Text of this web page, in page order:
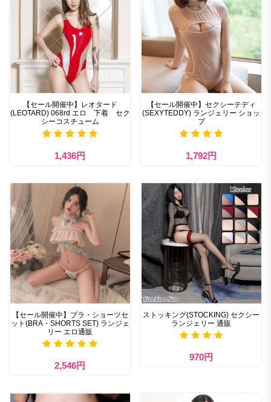
【セール開催中】レオタード
(LEOTARD) 068rd エロ 下着 セク
シーコスチューム
1,436円
【セール開催中】セクシーテディ
(SEXYTEDDY) ランジェリー ショッ
プ
1,792円
【セール開催中】ブラ・ショーツセ
ット(BRA・SHORTS SET) ランジェ
リー エロ通販
2,546円
ストッキング(STOCKING) セクシー
ランジェリー 通販
970円